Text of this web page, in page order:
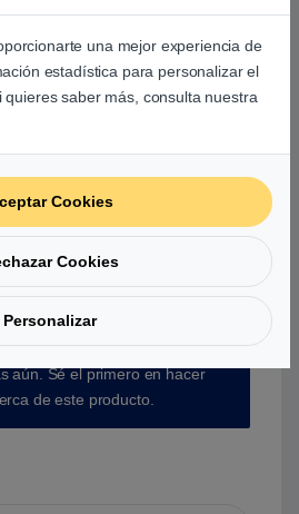
respuestas de los
este producto
aún. Sé el primero en hacer
de este producto.
una mejor experiencia de
estadística para personalizar el
saber más, consulta nuestra
Cookies
Cookies
Personalizar